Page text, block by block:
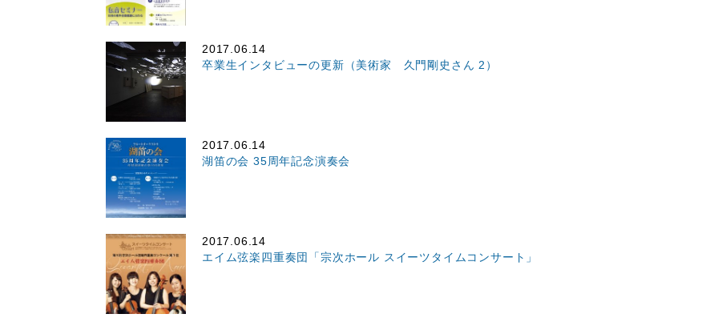
2017.06.14
卒業生インタビューの更新（美術家 久門剛史さん 2）
2017.06.14
湖笛の会 35周年記念演奏会
2017.06.14
エイム弦楽四重奏団「宗次ホール スイーツタイムコンサート」